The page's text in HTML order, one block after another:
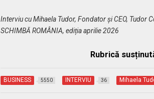
Interviu cu Mihaela Tudor, Fondator și CEO, Tudor
SCHIMBĂ ROMÂNIA, ediția aprilie 2026
Rubrică
BUSINESS 5550 INTERVIU 36 Mihaela